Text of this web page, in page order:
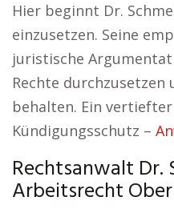
Hier beginnt Dr.
einzusetzen. Seine
juristische
Rechte durchzusetzen
behalten. Ein
Kündigungsschutz –
Rechtsanwalt Dr.
Arbeitsrecht